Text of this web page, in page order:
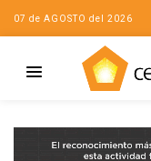
07 de AGOSTO del 2026